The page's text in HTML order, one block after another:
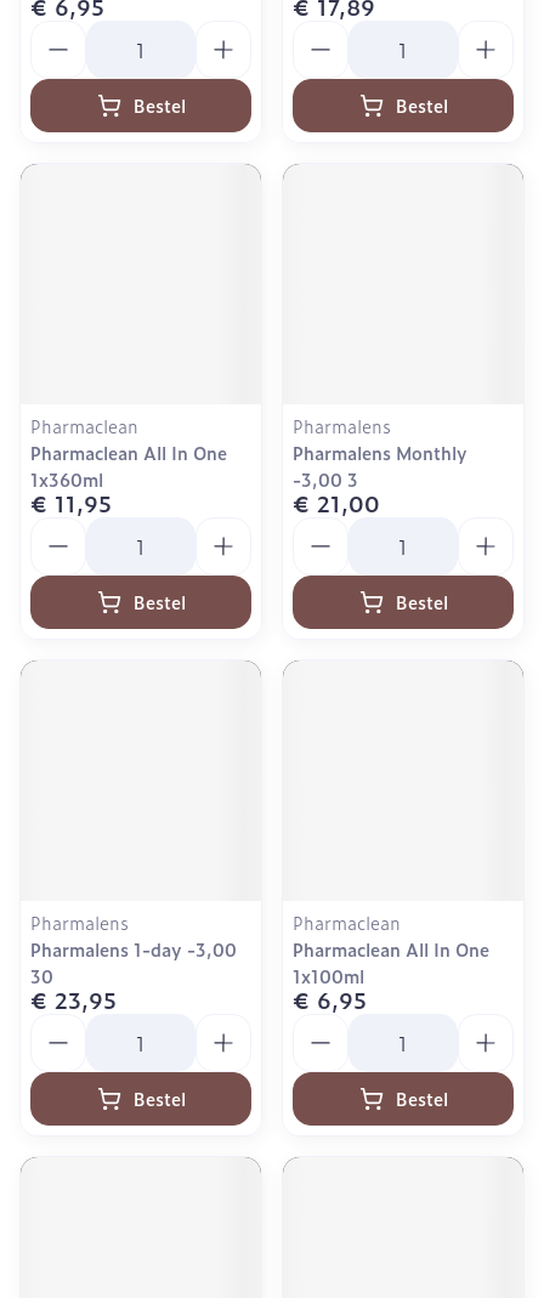
€ 6,95
Bestel
€ 17,89
Bestel
Pharmaclean
Pharmaclean All In One
1x360ml
€ 11,95
Bestel
Pharmalens
Pharmalens Monthly
-3,00 3
€ 21,00
Bestel
Pharmalens
Pharmalens 1-day -3,00
30
€ 23,95
Bestel
Pharmaclean
Pharmaclean All In One
1x100ml
€ 6,95
Bestel